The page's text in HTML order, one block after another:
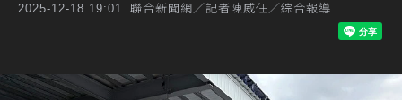
2025-12-18 19:01 聯合新聞網／記者陳威任／綜合報導